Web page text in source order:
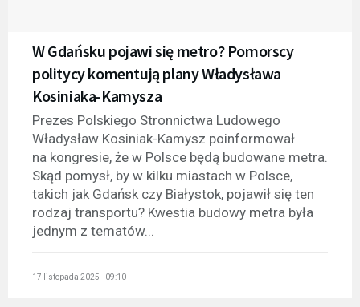
W Gdańsku pojawi się metro? Pomorscy
politycy komentują plany Władysława
Kosiniaka-Kamysza
Prezes Polskiego Stronnictwa Ludowego
Władysław Kosiniak-Kamysz poinformował
na kongresie, że w Polsce będą budowane metra.
Skąd pomysł, by w kilku miastach w Polsce,
takich jak Gdańsk czy Białystok, pojawił się ten
rodzaj transportu? Kwestia budowy metra była
jednym z tematów...
17 listopada 2025 - 09:10